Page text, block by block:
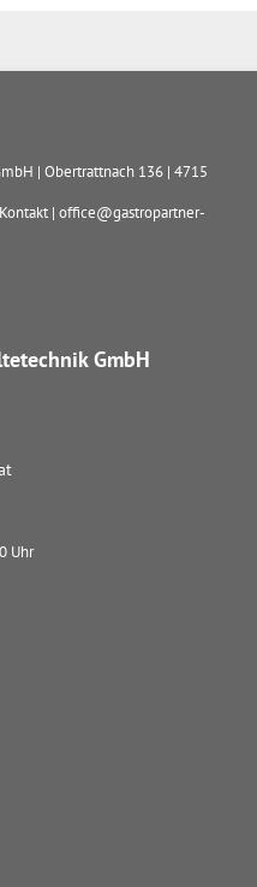
|Obertrattnach 136 |4715
Kontakt |office@gastropartner-
GmbH
Uhr